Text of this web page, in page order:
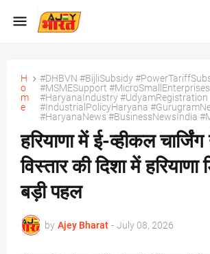
H
o
m
e
#DHBVN #BijliSubsidy
#MSMESupport #MicroSmallEnterprises
#HaryanaIndustry #UdyamRegistration
#IndustrialPolicyHaryana
#HaryanaNews #BusinessNewsIndia
हरियाणा में ई-व्हीकल
विस्तार की दिशा में
बड़ी पहल
by Ajey Bharat - July 08, 2026